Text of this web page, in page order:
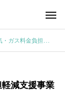
金」に伴う 電気料金の値引きについて
減支援事業